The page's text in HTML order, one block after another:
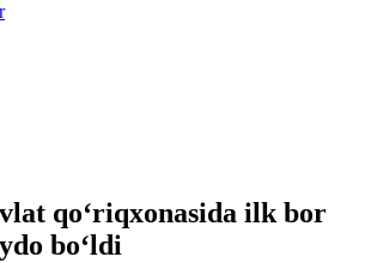
qo‘riqxonasida ilk bor
bo‘ldi